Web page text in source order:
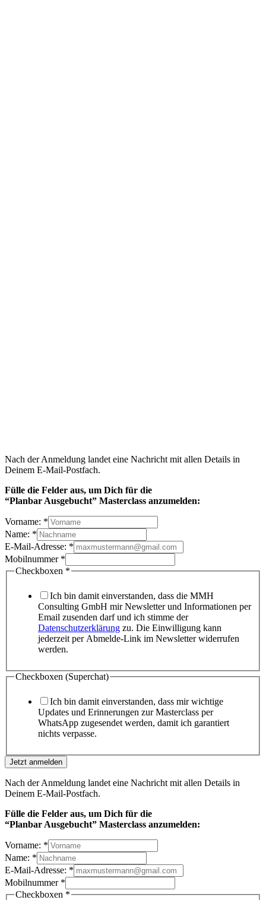
Nach der Anmeldung landet eine Nachricht mit allen Details in
Deinem E-Mail-Postfach.
Fülle die Felder aus, um Dich für die
“Planbar Ausgebucht” Masterclass anzumelden:
Vorname: *
Name: *
E-Mail-Adresse: *
Mobilnummer *
Checkboxen *
Ich bin damit einverstanden, dass die MMH
Consulting GmbH mir Newsletter und Informationen per
Email zusenden darf und ich stimme der
Datenschutzerklärung zu. Die Einwilligung kann
jederzeit per Abmelde-Link im Newsletter widerrufen
werden.
Checkboxen (Superchat)
Ich bin damit einverstanden, dass mir wichtige
Updates und Erinnerungen zur Masterclass per
WhatsApp zugesendet werden, damit ich garantiert
nichts verpasse.
Jetzt anmelden
Nach der Anmeldung landet eine Nachricht mit allen Details in
Deinem E-Mail-Postfach.
Fülle die Felder aus, um Dich für die
“Planbar Ausgebucht” Masterclass anzumelden:
Vorname: *
Name: *
E-Mail-Adresse: *
Mobilnummer *
Checkboxen *